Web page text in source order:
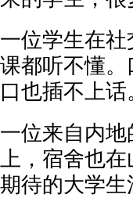
一位学生在
课都听不懂
口也插不上话
一位来自内
上，宿舍也在
期待的大学